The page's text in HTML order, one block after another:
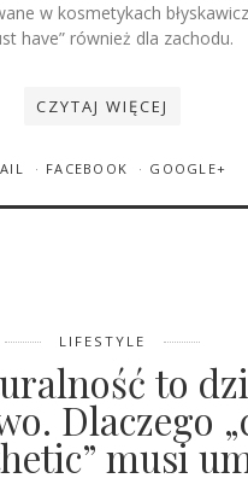
2025
MILENA PACIORAK
0 KOMENTARZY
kosmetyki
roku
w kosmetykach
have” również dla zachodu.
CZYTAJ WIĘCEJ
FACEBOOK GOOGLE+
LIFESTYLE
to
Dlaczego
musi